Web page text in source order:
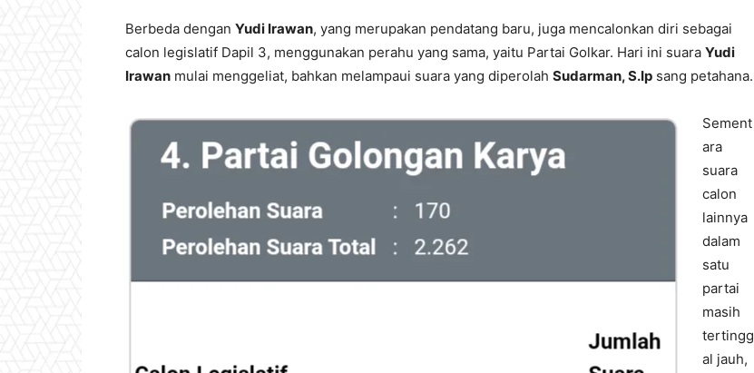
Berbeda dengan Yudi Irawan, yang merupakan pendatang baru, juga mencalonkan diri sebagai
calon legislatif Dapil 3, menggunakan perahu yang sama, yaitu Partai Golkar. Hari ini suara Yudi
Irawan mulai menggeliat, bahkan melampaui suara yang diperolah Sudarman, S.Ip sang petahana.
Sement
ara
suara
calon
lainnya
dalam
satu
partai
masih
tertingg
al jauh,